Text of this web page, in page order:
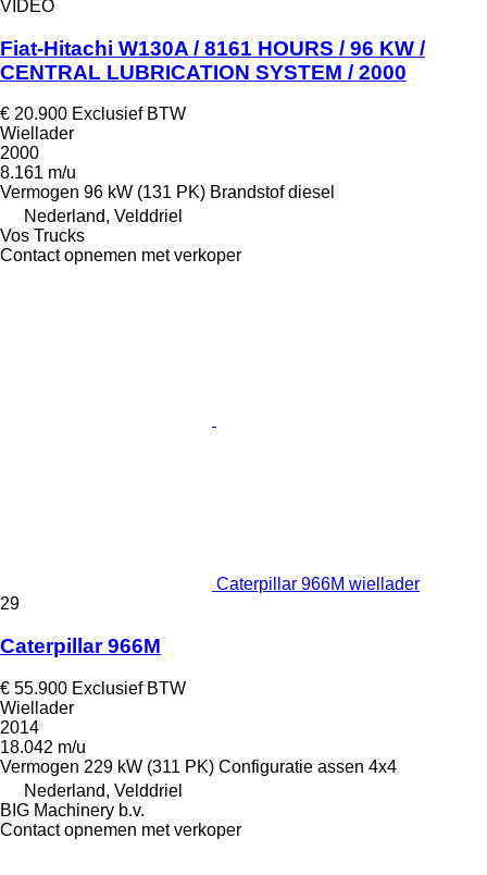
VIDEO
Fiat-Hitachi W130A / 8161 HOURS / 96 KW /
CENTRAL LUBRICATION SYSTEM / 2000
€ 20.900 Exclusief BTW
Wiellader
2000
8.161 m/u
Vermogen 96 kW (131 PK) Brandstof diesel
Nederland, Velddriel
Vos Trucks
Contact opnemen met verkoper
Caterpillar 966M wiellader
29
Caterpillar 966M
€ 55.900 Exclusief BTW
Wiellader
2014
18.042 m/u
Vermogen 229 kW (311 PK) Configuratie assen 4x4
Nederland, Velddriel
BIG Machinery b.v.
Contact opnemen met verkoper